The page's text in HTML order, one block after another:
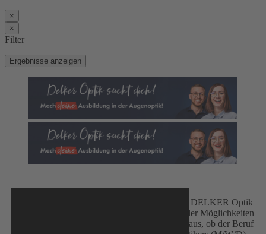
×
×
Filter
Ergebnisse anzeigen
Entdecke mit DELKER Optik
eine Welt voller Möglichkeiten
und finde heraus, ob der Beruf